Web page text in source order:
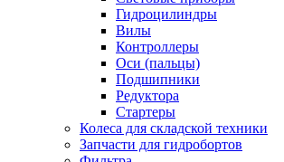
Гидроцилиндры
Вилы
Контроллеры
Оси (пальцы)
Подшипники
Редуктора
Стартеры
Колеса для складской техники
Запчасти для гидробортов